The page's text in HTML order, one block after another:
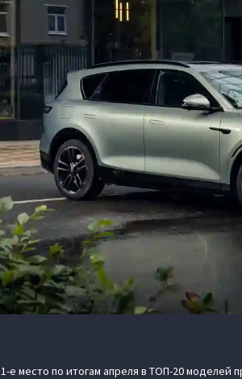
1-е место по итогам апреля в ТОП-20 моделей